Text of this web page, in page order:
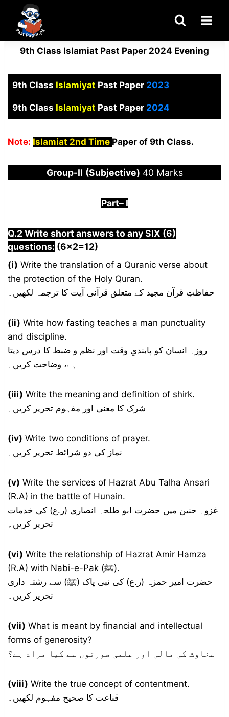
content
9th Class Islamiat Past Paper 2024 Evening
9th Class Islamiyat Past Paper2023
9th Class Islamiyat Past Paper2024
Note: Islamiat 2nd Time Paper of 9th Class.
Group-II (Subjective) 40 Marks
Part– I
Q.2 Write short answers to any SIX (6)
questions: (6×2=12)
(i) Write the translation of a Quranic verse about
the protection of the Holy Quran.
حفاظتِ قرآن مجید کے متعلق قرآنی آیت کا ترجمہ لکھیں۔
(ii) Write how fasting teaches a man punctuality
and discipline.
روزہ انسان کو پابندیِ وقت اور نظم و ضبط کا درس دیتا
ہے، وضاحت کریں۔
(iii) Write the meaning and definition of shirk.
شرک کا معنی اور مفہوم تحریر کریں۔
(iv) Write two conditions of prayer.
نماز کی دو شرائط تحریر کریں۔
(v) Write the services of Hazrat Abu Talha Ansari
(R.A) in the battle of Hunain.
غزوہ حنین میں حضرت ابو طلحہ انصاری (ر.ع) کی خدمات
تحریر کریں۔
(vi) Write the relationship of Hazrat Amir Hamza
(R.A) with Nabi-e-Pak (ﷺ).
حضرت امیر حمزہ (ر.ع) کی نبی پاک (ﷺ) سے رشتہ داری
تحریر کریں۔
(vii) What is meant by financial and intellectual
forms of generosity?
سخاوت کی مالی اور علمی صورتوں سے کیا مراد ہے؟
(viii) Write the true concept of contentment.
قناعت کا صحیح مفہوم لکھیں۔